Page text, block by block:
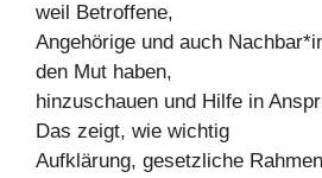
weil Betroffene,
Angehörige und auch
den Mut haben,
hinzuschauen und Hilfe in
Das zeigt, wie wichtig
Aufklärung, gesetzliche